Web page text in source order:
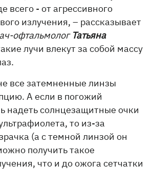
всего - от агрессивного
излучения, – рассказывает
офтальмолог Татьяна
лучи влекут за собой массу
все затемненные линзы
А если в погожий
надеть солнцезащитные очки
то из-за
(а с темной линзой он
получить такое
что и до ожога сетчатки